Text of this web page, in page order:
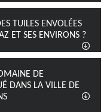
TUILES ENVOLÉES
ET SES ENVIRONS ?
DE
DANS LA VILLE DE